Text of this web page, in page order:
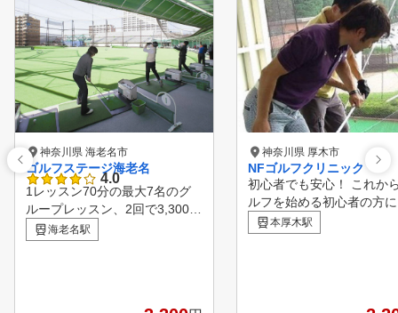
神奈川県 海老名市
ゴルフステージ海老名
4.0
1レッスン70分の最大7名のグ
ループレッスン、2回で3,300円
（税込）。入場料・ボール代・
レンタルクラブ代・レンタルシ
海老名駅
神奈川県 厚木市
NFゴルフクリニック
初心者でも安心！ これか
ルフを始める初心者の方
任を持ってコースデビュ
導きます。 １００切り目
ングルを目指す方や競技
本厚木駅